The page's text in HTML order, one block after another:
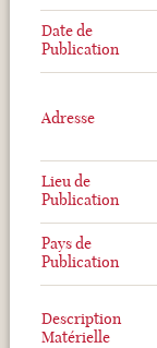
Date de
Publication
Adresse
Lieu de
Publication
Pays de
Publication
Description
Matérielle